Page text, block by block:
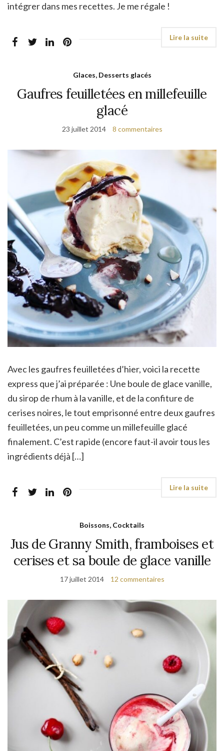
intégrer dans mes recettes. Je me régale !
Glaces, Desserts glacés
Gaufres feuilletées en millefeuille
glacé
23 juillet 2014 8 commentaires
Avec les gaufres feuilletées d’hier, voici la recette
express que j’ai préparée : Une boule de glace vanille,
du sirop de rhum à la vanille, et de la confiture de
cerises noires, le tout emprisonné entre deux gaufres
feuilletées, un peu comme un millefeuille glacé
finalement. C’est rapide (encore faut-il avoir tous les
ingrédients déjà […]
Boissons, Cocktails
Jus de Granny Smith, framboises et
cerises et sa boule de glace vanille
17 juillet 2014 12 commentaires